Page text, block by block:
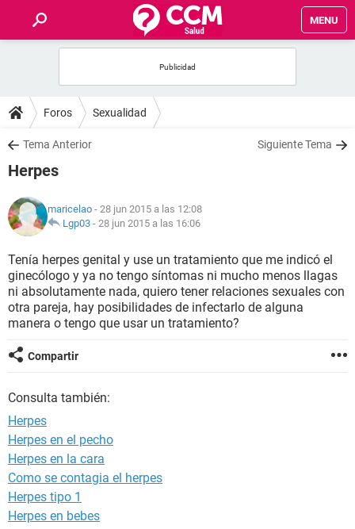
MENU
FOROS
SALUD
FAMILIA
NUTRICIÓN
BIENESTAR
SEXUALIDAD
GLOSARIO
Foros Sexualidad
Tema Anterior Siguiente Tema
Herpes
maricelao - 28 jun 2015 a las 12:08
Lgp03 - 28 jun 2015 a las 16:06
Tenía herpes genital y use un tratamiento que me indicó el
ginecólogo y ya no tengo síntomas ni mucho menos llagas
ni absolutamente nada, quiero tener relaciones sexuales con
otra pareja, hay posibilidades de infectarlo de alguna
manera o tengo que usar un tratamiento?
Compartir
Consulta también:
Herpes
Herpes en el pecho
Herpes en la cara
Como se contagia el herpes
Herpes tipo 1
Herpes en bebes